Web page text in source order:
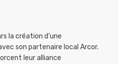
la création d’une
son partenaire local Arcor.
leur alliance